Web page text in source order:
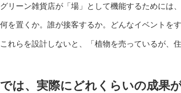
グリーン雑貨店が「場」として機能するためには
何を置くか。誰が接客するか。どんなイベントを
これらを設計しないと、「植物を売っているが、
では、実際にどれくらいの成果